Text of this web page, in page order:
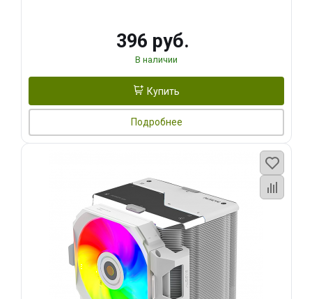
396 руб.
В наличии
Купить
Подробнее